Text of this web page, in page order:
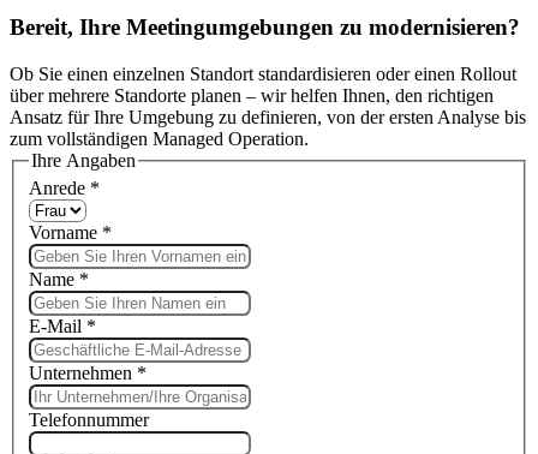
Bereit, Ihre Meetingumgebungen zu modernisieren?
Ob Sie einen einzelnen Standort standardisieren oder einen Rollout
über mehrere Standorte planen – wir helfen Ihnen, den richtigen
Ansatz für Ihre Umgebung zu definieren, von der ersten Analyse bis
zum vollständigen Managed Operation.
Ihre Angaben
Anrede *
Vorname *
Name *
E-Mail *
Unternehmen *
Telefonnummer